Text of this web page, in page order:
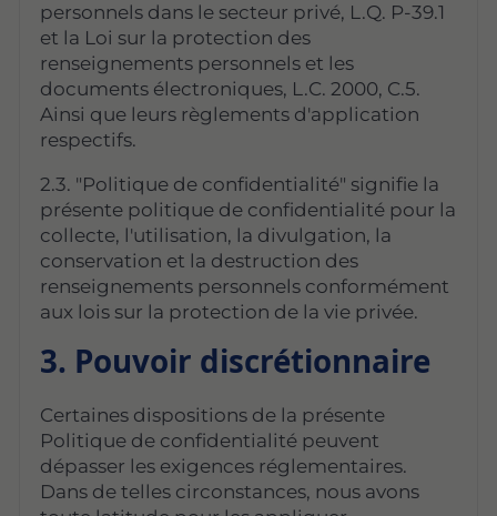
personnels dans le secteur privé, L.Q. P-39.1
et la Loi sur la protection des
renseignements personnels et les
documents électroniques, L.C. 2000, C.5.
Ainsi que leurs règlements d'application
respectifs.
2.3. "Politique de confidentialité" signifie la
présente politique de confidentialité pour la
collecte, l'utilisation, la divulgation, la
conservation et la destruction des
renseignements personnels conformément
aux lois sur la protection de la vie privée.
3. Pouvoir discrétionnaire
Certaines dispositions de la présente
Politique de confidentialité peuvent
dépasser les exigences réglementaires.
Dans de telles circonstances, nous avons